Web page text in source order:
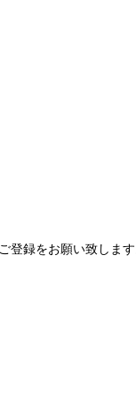
録をお願い致します